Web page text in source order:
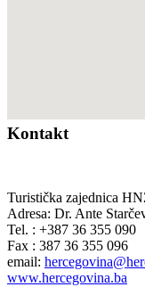
Kontakt
Turistička zajednica
Adresa: Dr. Ante
Tel. : +387 36 355 090
Fax : 387 36 355 096
email:
www.hercegovina.ba